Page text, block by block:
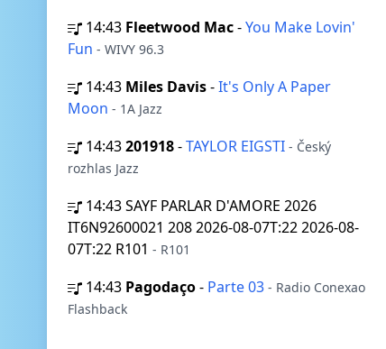
14:43 Fleetwood Mac-You Make Lovin'
Fun - WIVY 96.3
14:43 Miles Davis-It's Only A Paper
Moon - 1A Jazz
14:43201918-TAYLOR EIGSTI - Český
rozhlas Jazz
14:43SAYF PARLAR D'AMORE 2026
IT6N92600021 208 2026-08-07T:22 2026-08-
07T:22 R101 - R101
14:43 Pagodaço- Parte 03 - Radio Conexao
Flashback